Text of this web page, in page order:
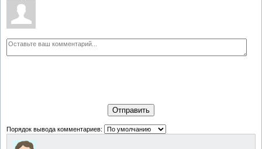
Отправить
Порядок вывода комментариев: